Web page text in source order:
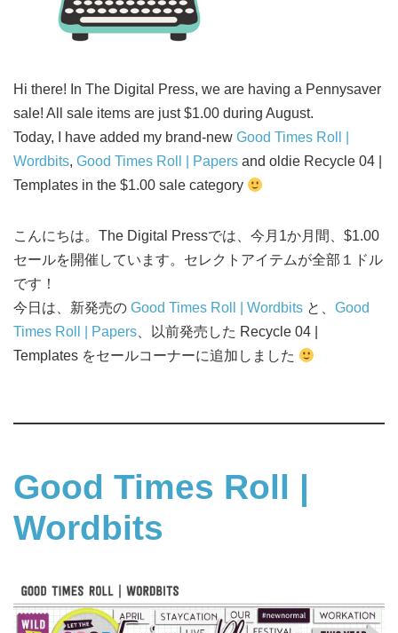
Hi there! In The Digital Press, we are having a Pennysaver
sale! All sale items are just $1.00 during August.
Today, I have added my brand-new Good Times Roll |
Wordbits, Good Times Roll | Papers and oldie Recycle 04 |
Templates in the $1.00 sale category
こんにちは。The Digital Pressでは、今月1か月間、$1.00
セールを開催しています。セレクトアイテムが全部１ドル
です！
今日は、新発売の Good Times Roll | Wordbits と、 Good
Times Roll | Papers 、以前発売した Recycle 04 |
Templates をセールコーナーに追加しました
Good Times Roll |
Wordbits